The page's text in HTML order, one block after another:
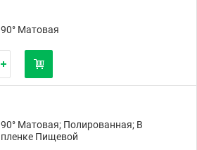
90° Матовая
90° Матовая; Полированная; В
пленке Пищевой